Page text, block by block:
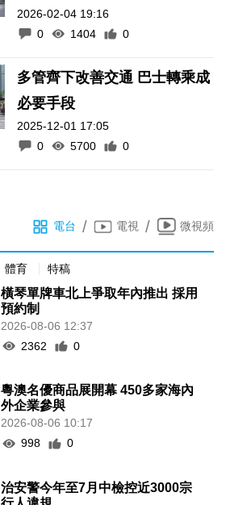
2026-02-04 19:16
0
1404 0
多管齊下改善交通 巴士轉乘成
必要手段
2025-12-01 17:05
0
5700 0
電台 / 電視 / 微視頻
體育 特稿
橫琴單牌車北上爭取年內推出 採用
預約制
2026-08-06 12:37
2362
0
粵澳名優商品展開幕 450多家海內
外企業參與
2026-08-06 10:17
998
0
治安警今年至7月中檢控近3000宗